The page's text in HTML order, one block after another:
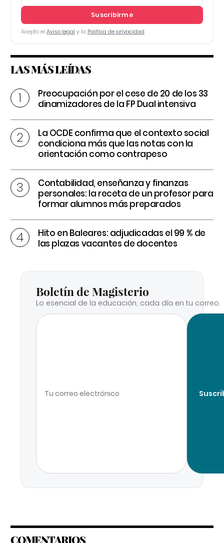
Suscribirme
Acepto el Aviso legal y la Política de privacidad
LAS MÁS LEÍDAS
Preocupación por el cese de 20 de los 33
dinamizadores de la FP Dual intensiva
La OCDE confirma que el contexto social
condiciona más que las notas con la
orientación como contrapeso
Contabilidad, enseñanza y finanzas
personales: la receta de un profesor para
formar alumnos más preparados
Hito en Baleares: adjudicadas el 99 % de
las plazas vacantes de docentes
Boletín de Magisterio
Lo esencial de la educación, cada día en tu correo.
COMENTARIOS